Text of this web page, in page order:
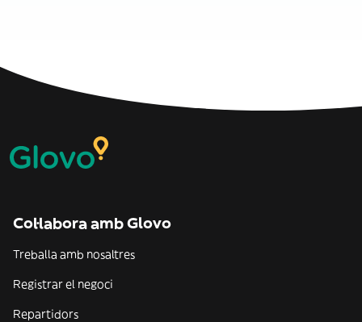
Col·labora amb Glovo
Treballa amb nosaltres
Registrar el negoci
Repartidors